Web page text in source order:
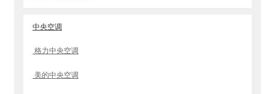
中央空调
格力中央空调
美的中央空调